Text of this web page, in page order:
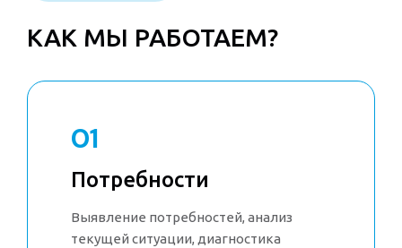
КАК МЫ РАБОТАЕМ?
01
Потребности
Выявление потребностей, анализ
текущей ситуации, диагностика